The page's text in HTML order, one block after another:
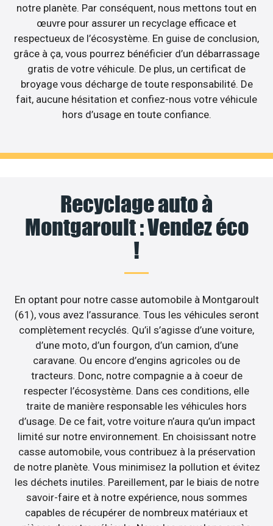
notre planète. Par conséquent, nous mettons tout en
œuvre pour assurer un recyclage efficace et
respectueux de l’écosystème. En guise de conclusion,
grâce à ça, vous pourrez bénéficier d’un débarrassage
gratis de votre véhicule. De plus, un certificat de
broyage vous décharge de toute responsabilité. De
fait, aucune hésitation et confiez-nous votre véhicule
hors d’usage en toute confiance.
Recyclage auto à
Montgaroult : Vendez éco
!
En optant pour notre casse automobile à Montgaroult
(61), vous avez l’assurance. Tous les véhicules seront
complètement recyclés. Qu’il s’agisse d’une voiture,
d’une moto, d’un fourgon, d’un camion, d’une
caravane. Ou encore d’engins agricoles ou de
tracteurs. Donc, notre compagnie a à coeur de
respecter l’écosystème. Dans ces conditions, elle
traite de manière responsable les véhicules hors
d’usage. De ce fait, votre voiture n’aura qu’un impact
limité sur notre environnement. En choisissant notre
casse automobile, vous contribuez à la préservation
de notre planète. Vous minimisez la pollution et évitez
les déchets inutiles. Pareillement, par le biais de notre
savoir-faire et à notre expérience, nous sommes
capables de récupérer de nombreux matériaux et